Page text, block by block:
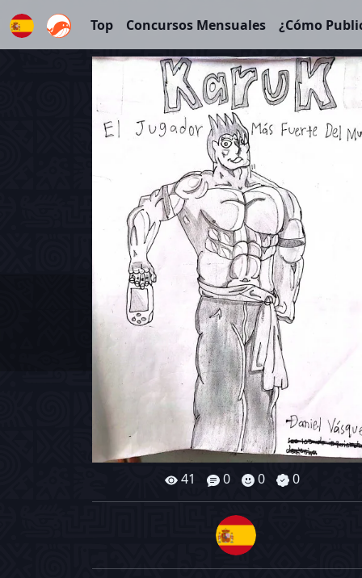
Español
Top Concursos Mensuales ¿Cómo
41 0 0 0